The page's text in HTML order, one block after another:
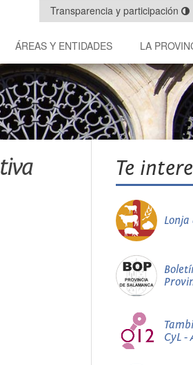
Transparencia y participación
ÁREAS Y ENTIDADES LA
Te
Lonja
CyL -